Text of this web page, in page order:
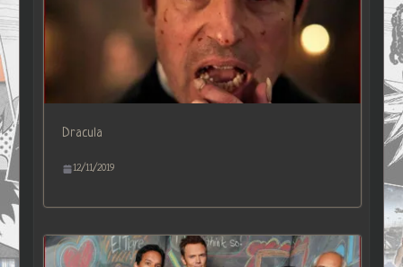
Dracula
12/11/2019